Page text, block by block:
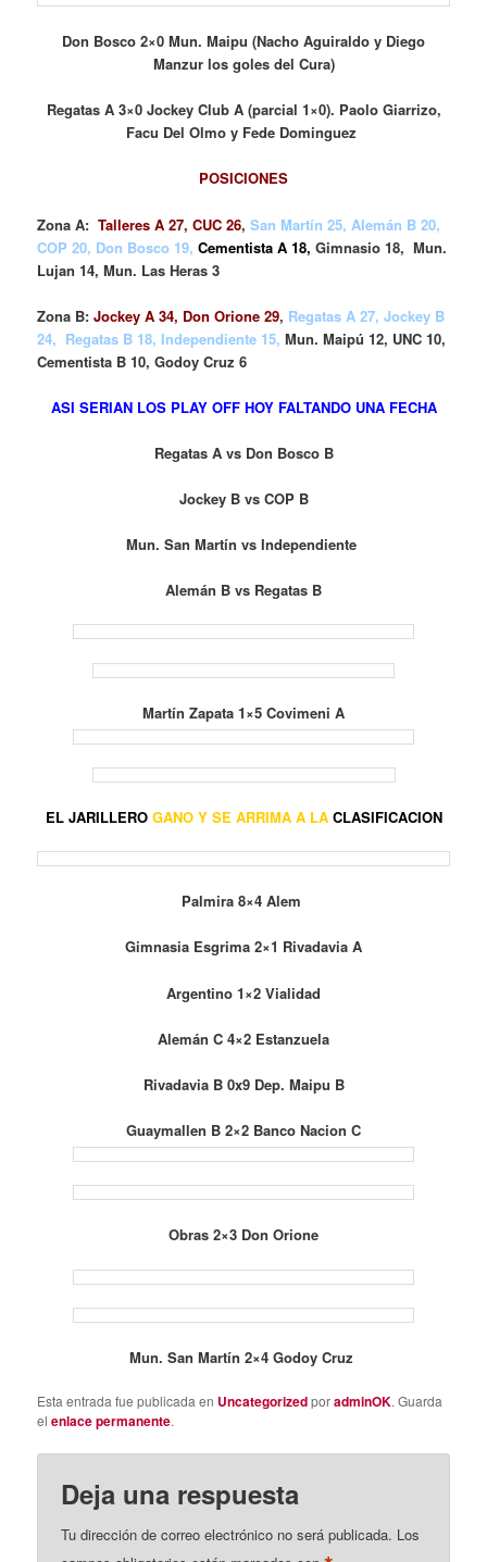
Don Bosco 2×0 Mun. Maipu (Nacho Aguiraldo y Diego
Manzur los goles del Cura)
Regatas A 3×0 Jockey Club A (parcial 1×0). Paolo Giarrizo,
Facu Del Olmo y Fede Dominguez
POSICIONES
Zona A:Talleres A 27, CUC 26,San Martín 25, Alemán B 20,
COP 20, Don Bosco 19,Cementista A 18, Gimnasio 18, Mun.
Lujan 14, Mun. Las Heras 3
Zona B:Jockey A 34, Don Orione 29, Regatas A 27, Jockey B
24, Regatas B 18, Independiente 15, Mun. Maipú 12, UNC 10,
Cementista B 10, Godoy Cruz 6
ASI SERIAN LOS PLAY OFF HOY FALTANDO UNA FECHA
Regatas A vs Don Bosco B
Jockey B vs COP B
Mun. San Martín vs Independiente
Alemán B vs Regatas B
Martín Zapata 1×5 Covimeni A
EL JARILLERO GANO Y SE ARRIMA A LACLASIFICACION
Palmira 8×4 Alem
Gimnasia Esgrima 2×1 Rivadavia A
Argentino 1×2 Vialidad
Alemán C 4×2 Estanzuela
Rivadavia B 0x9 Dep. Maipu B
Guaymallen B 2×2 Banco Nacion C
Obras 2×3 Don Orione
Mun. San Martín 2×4 Godoy Cruz
Esta entrada fue publicada en UncategorizedporadminOK. Guarda
elenlace permanente.
Deja una respuesta
Tu dirección de correo electrónico no será publicada. Los